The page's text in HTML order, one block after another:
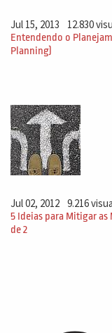
Jul 15, 2013 12.830
Entendendo o
Planning)
Jul 02, 2012 9.216
5 Ideias para Mitigar as
de 2